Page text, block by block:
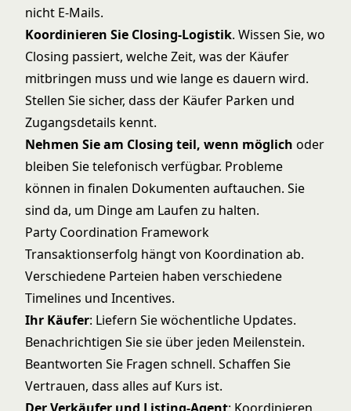
nicht E-Mails.
Koordinieren Sie Closing-Logistik. Wissen Sie, wo
Closing passiert, welche Zeit, was der Käufer
mitbringen muss und wie lange es dauern wird.
Stellen Sie sicher, dass der Käufer Parken und
Zugangsdetails kennt.
Nehmen Sie am Closing teil, wenn möglich oder
bleiben Sie telefonisch verfügbar. Probleme
können in finalen Dokumenten auftauchen. Sie
sind da, um Dinge am Laufen zu halten.
Party Coordination Framework
Transaktionserfolg hängt von Koordination ab.
Verschiedene Parteien haben verschiedene
Timelines und Incentives.
Ihr Käufer: Liefern Sie wöchentliche Updates.
Benachrichtigen Sie sie über jeden Meilenstein.
Beantworten Sie Fragen schnell. Schaffen Sie
Vertrauen, dass alles auf Kurs ist.